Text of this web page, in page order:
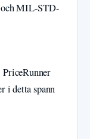
och MIL-STD-
PriceRunner
i detta spann